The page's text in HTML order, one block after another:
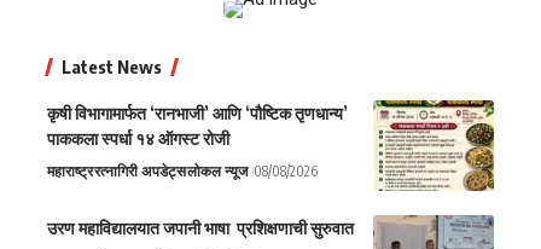
Latest News
कृषी विभागामार्फत ‘रानभाजी’ आणि ‘पौष्टिक तृणधान्य’
पाककला स्पर्धा १४ ऑगस्ट रोजी
महाराष्ट्ररत्नागिरी अपडेट्सलोकल न्यूज 08/08/2026
उरण महाविद्यालयात जपानी भाषा प्रशिक्षणाची सुरुवात